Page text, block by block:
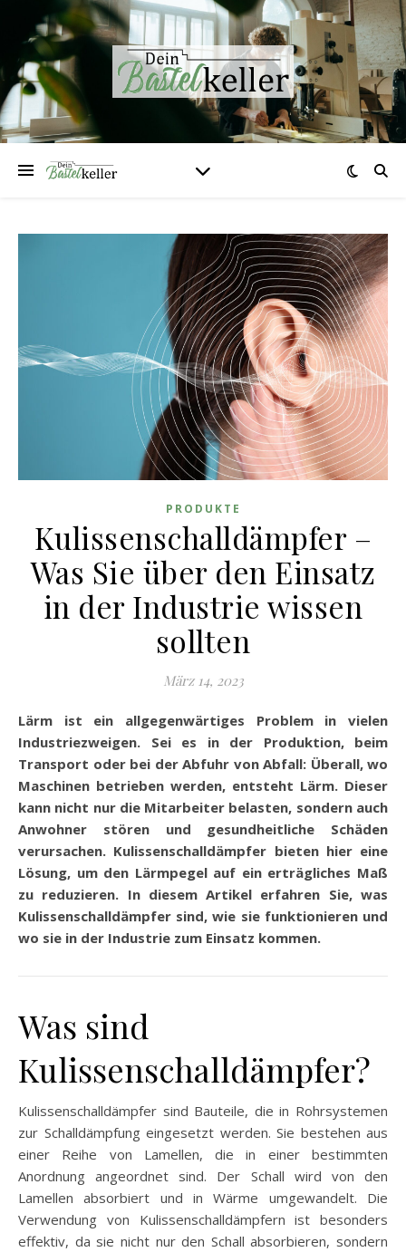
PRODUKTE
Kulissenschalldämpfer –
Was Sie über den Einsatz
in der Industrie wissen
sollten
März 14, 2023
Lärm ist ein allgegenwärtiges Problem in vielen
Industriezweigen. Sei es in der Produktion, beim
Transport oder bei der Abfuhr von Abfall: Überall, wo
Maschinen betrieben werden, entsteht Lärm. Dieser
kann nicht nur die Mitarbeiter belasten, sondern auch
Anwohner stören und gesundheitliche Schäden
verursachen. Kulissenschalldämpfer bieten hier eine
Lösung, um den Lärmpegel auf ein erträgliches Maß
zu reduzieren. In diesem Artikel erfahren Sie, was
Kulissenschalldämpfer sind, wie sie funktionieren und
wo sie in der Industrie zum Einsatz kommen.
Was sind
Kulissenschalldämpfer?
Kulissenschalldämpfer sind Bauteile, die in Rohrsystemen
zur Schalldämpfung eingesetzt werden. Sie bestehen aus
einer Reihe von Lamellen, die in einer bestimmten
Anordnung angeordnet sind. Der Schall wird von den
Lamellen absorbiert und in Wärme umgewandelt. Die
Verwendung von Kulissenschalldämpfern ist besonders
effektiv, da sie nicht nur den Schall absorbieren, sondern